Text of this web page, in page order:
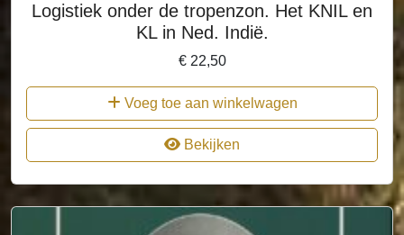
Logistiek onder de tropenzon. Het KNIL en
KL in Ned. Indië.
€22,50
Voeg toe aan winkelwagen
Bekijken